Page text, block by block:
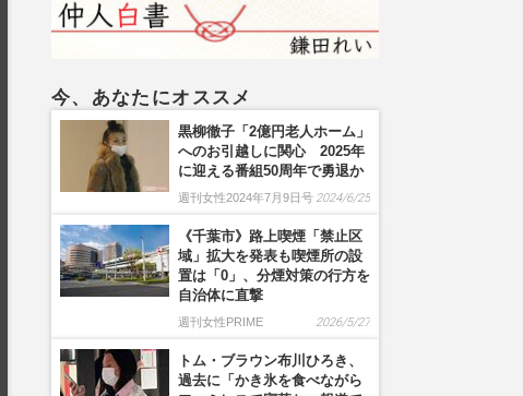
今、あなたにオススメ
黒柳徹子「2億円老人ホーム」
へのお引越しに関心 2025年
に迎える番組50周年で勇退か
週刊女性2024年7月9日号 2024/6/25
《千葉市》路上喫煙「禁止区
域」拡大を発表も喫煙所の設
置は「0」、分煙対策の行方を
自治体に直撃
週刊女性PRIME 2026/5/27
トム・ブラウン布川ひろき、
過去に「かき氷を食べながら